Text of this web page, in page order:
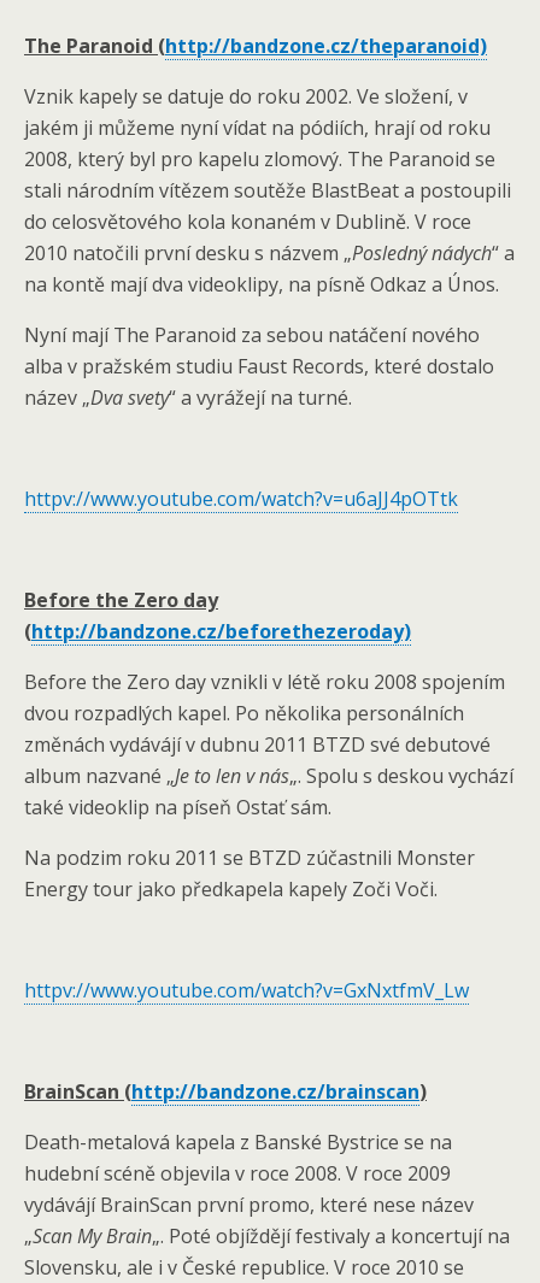
The Paranoid (http://bandzone.cz/theparanoid)
Vznik kapely se datuje do roku 2002. Ve složení, v
jakém ji můžeme nyní vídat na pódiích, hrají od roku
2008, který byl pro kapelu zlomový. The Paranoid se
stali národním vítězem soutěže BlastBeat a postoupili
do celosvětového kola konaném v Dublině. V roce
2010 natočili první desku s názvem „Posledný nádych“ a
na kontě mají dva videoklipy, na písně Odkaz a Únos.
Nyní mají The Paranoid za sebou natáčení nového
alba v pražském studiu Faust Records, které dostalo
název „Dva svety“ a vyrážejí na turné.
httpv://www.youtube.com/watch?v=u6aJJ4pOTtk
Before the Zero day
(http://bandzone.cz/beforethezeroday)
Before the Zero day vznikli v létě roku 2008 spojením
dvou rozpadlých kapel. Po několika personálních
změnách vydávájí v dubnu 2011 BTZD své debutové
album nazvané „Je to len v nás„. Spolu s deskou vychází
také videoklip na píseň Ostať sám.
Na podzim roku 2011 se BTZD zúčastnili Monster
Energy tour jako předkapela kapely Zoči Voči.
httpv://www.youtube.com/watch?v=GxNxtfmV_Lw
BrainScan (http://bandzone.cz/brainscan)
Death-metalová kapela z Banské Bystrice se na
hudební scéně objevila v roce 2008. V roce 2009
vydávájí BrainScan první promo, které nese název
„Scan My Brain„. Poté objíždějí festivaly a koncertují na
Slovensku, ale i v České republice. V roce 2010 se